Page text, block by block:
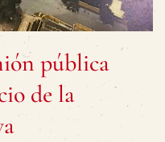
pública
de la